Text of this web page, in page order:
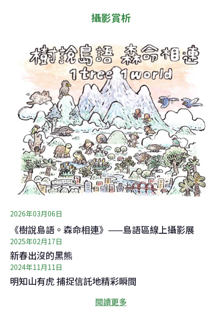
攝影賞析
2026年03月06日
《樹說島語。森命相連》——島語區線上攝影展
2025年02月17日
新春出沒的黑熊
2024年11月11日
明知山有虎 捕捉信託地精彩瞬間
閱讀更多